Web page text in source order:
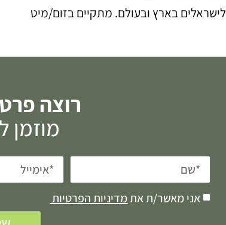
לישראלים בארץ ובעולם. מתקיים בזום/מיט
רוצה
מוזמן
אני מאשר/ת אתמדיניות הפרטיות